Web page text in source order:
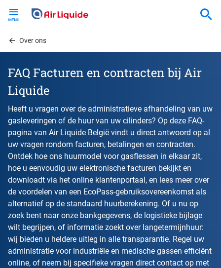
contentOver ons
FAQ Facturen en contracten bij Air
Liquide
Heeft u vragen over de administratieve afhandeling van uw
gasleveringen of de huur van uw cilinders? Op deze FAQ-
pagina van Air Liquide België vindt u direct antwoord op al
uw vragen rondom facturen, betalingen en contracten.
Ontdek hoe ons huurmodel voor gasflessen in elkaar zit,
hoe u eenvoudig uw elektronische facturen bekijkt en
downloadt via het online klantenportaal, en lees meer over
de voordelen van een EcoPass-gebruiksovereenkomst als
alternatief op de standaard huurberekening. Of u nu op
zoek bent naar onze bankgegevens, de logistieke bijlage
wilt begrijpen, of informatie zoekt over langetermijnhuur:
wij bieden u heldere uitleg in alle transparantie. Regel uw
administratie voor industriële en medische gassen efficiënt
online, of neem bij specifieke vragen direct contact op met